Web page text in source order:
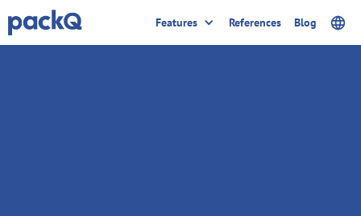
Features References Blog